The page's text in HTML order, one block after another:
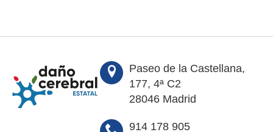
Paseo de la Castellana,
177, 4ª C2
28046 Madrid
914 178 905